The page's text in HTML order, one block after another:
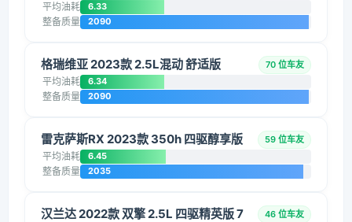
平均油耗 6.33
整备质量 2090
格瑞维亚 2023款 2.5L混动 舒适版 70 位车友
平均油耗 6.34
整备质量 2090
雷克萨斯RX 2023款 350h 四驱醇享版 59 位车友
平均油耗 6.45
整备质量 2035
汉兰达 2022款 双擎 2.5L 四驱精英版 7
46 位车友